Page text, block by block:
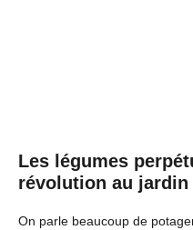
Les légumes
révolution au jardin
On parle beaucoup de